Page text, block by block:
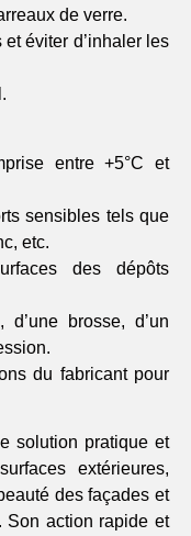
de verre.
éviter d’inhaler les
entre +5°C et
sensibles tels que
etc.
des dépôts
brosse, d’un
du fabricant pour
solution pratique et
extérieures,
des façades et
Son action rapide et